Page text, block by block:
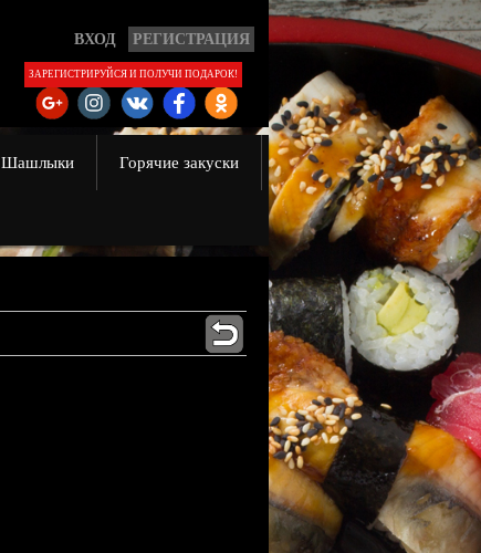
ВХОД РЕГИСТРАЦИЯ
ЗАРЕГИСТРИРУЙСЯ И ПОЛУЧИ ПОДАРОК!
Шашлыки Горячие закуски